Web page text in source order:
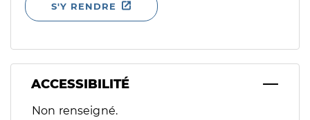
S'Y RENDRE
ACCESSIBILITÉ
Filtres
Sélectionnez un ou plusieurs handicaps/besoins
Non renseigné.